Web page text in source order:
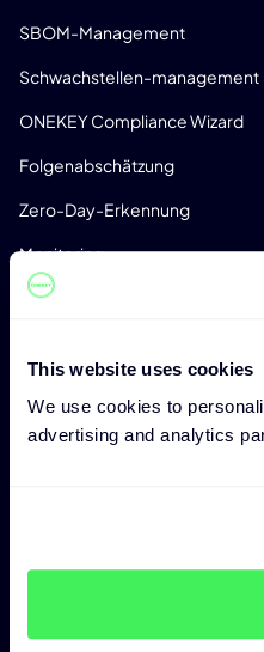
This website uses cookies
We use cookies to
advertising and analytics
SBOM-Management
Schwachstellen-management
ONEKEY Compliance Wizard
Folgenabschätzung
Zero-Day-Erkennung
Monitoring
Erkennung von Lizenzen
CONSULTING
Expert Consulting
BRANCHEN